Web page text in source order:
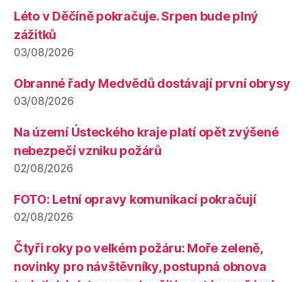
Léto v Děčíně pokračuje. Srpen bude plný
zážitků
03/08/2026
Obranné řady Medvědů dostávají první obrysy
03/08/2026
Na území Ústeckého kraje platí opět zvýšené
nebezpečí vzniku požárů
02/08/2026
FOTO: Letní opravy komunikací pokračují
02/08/2026
Čtyři roky po velkém požáru: Moře zeleně,
novinky pro návštěvníky, postupná obnova